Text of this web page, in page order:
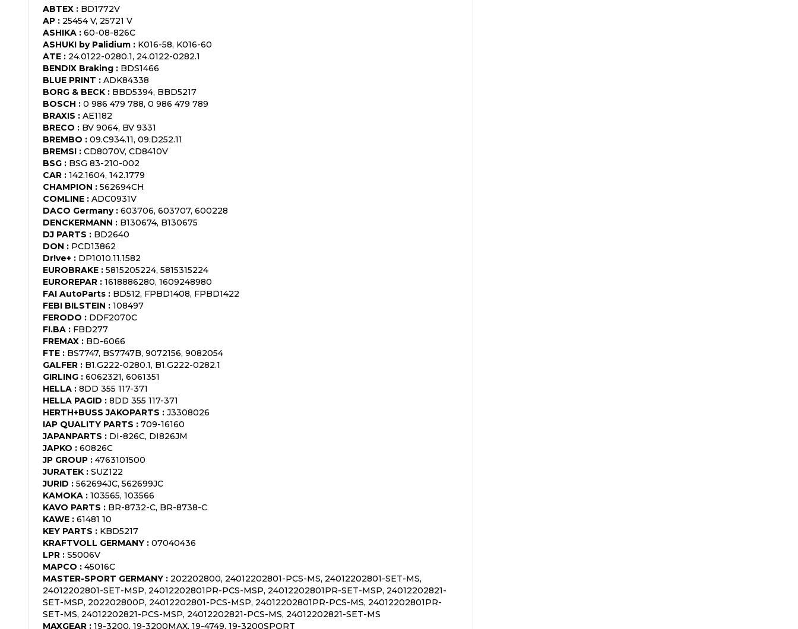
ABTEX : BD1772V
AP : 25454 V, 25721 V
ASHIKA : 60-08-826C
ASHUKI by Palidium : K016-58, K016-60
ATE : 24.0122-0280.1, 24.0122-0282.1
BENDIX Braking : BDS1466
BLUE PRINT : ADK84338
BORG & BECK : BBD5394, BBD5217
BOSCH : 0 986 479 788, 0 986 479 789
BRAXIS : AE1182
BRECO : BV 9064, BV 9331
BREMBO : 09.C934.11, 09.D252.11
BREMSI : CD8070V, CD8410V
BSG : BSG 83-210-002
CAR : 142.1604, 142.1779
CHAMPION : 562694CH
COMLINE : ADC0931V
DACO Germany: 603706, 603707, 600228
DENCKERMANN : B130674, B130675
DJ PARTS : BD2640
DON : PCD13862
Dr!ve+ : DP1010.11.1582
EUROBRAKE : 5815205224, 5815315224
EUROREPAR : 1618886280, 1609248980
FAI AutoParts : BD512, FPBD1408, FPBD1422
FEBI BILSTEIN : 108497
FERODO : DDF2070C
FI.BA : FBD277
FREMAX : BD-6066
FTE : BS7747, BS7747B, 9072156, 9082054
GALFER : B1.G222-0280.1, B1.G222-0282.1
GIRLING : 6062321, 6061351
HELLA : 8DD 355 117-371
HELLA PAGID : 8DD 355 117-371
HERTH+BUSS JAKOPARTS : J3308026
IAP QUALITY PARTS : 709-16160
JAPANPARTS : DI-826C, DI826JM
JAPKO : 60826C
JP GROUP : 4763101500
JURATEK : SUZ122
JURID : 562694JC, 562699JC
KAMOKA : 103565, 103566
KAVO PARTS : BR-8732-C, BR-8738-C
KAWE : 61481 10
KEY PARTS : KBD5217
KRAFTVOLL GERMANY : 07040436
LPR : S5006V
MAPCO : 45016C
MASTER-SPORT GERMANY : 202202800, 24012202801-PCS-MS, 24012202801-SET-MS,
24012202801-SET-MSP, 24012202801PR-PCS-MSP, 24012202801PR-SET-MSP, 24012202821-
SET-MSP, 202202800P, 24012202801-PCS-MSP, 24012202801PR-PCS-MS, 24012202801PR-
SET-MS, 24012202821-PCS-MSP, 24012202821-PCS-MS, 24012202821-SET-MS
MAXGEAR : 19-3200, 19-3200MAX, 19-4749, 19-3200SPORT